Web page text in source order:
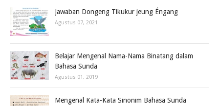
Jawaban Dongeng Tikukur jeung Éngang
Agustus 07, 2021
Belajar Mengenal Nama-Nama Binatang dalam
Bahasa Sunda
Agustus 01, 2019
Mengenal Kata-Kata Sinonim Bahasa Sunda